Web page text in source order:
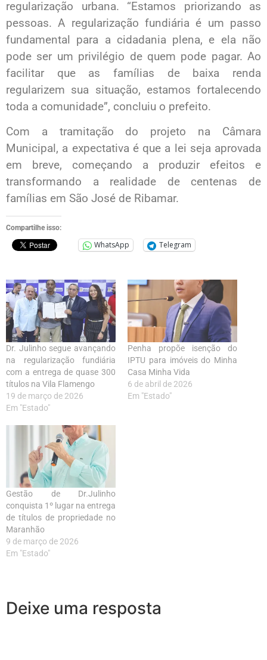
regularização urbana. “Estamos priorizando as
pessoas. A regularização fundiária é um passo
fundamental para a cidadania plena, e ela não
pode ser um privilégio de quem pode pagar. Ao
facilitar que as famílias de baixa renda
regularizem sua situação, estamos fortalecendo
toda a comunidade”, concluiu o prefeito.
Com a tramitação do projeto na Câmara
Municipal, a expectativa é que a lei seja aprovada
em breve, começando a produzir efeitos e
transformando a realidade de centenas de
famílias em São José de Ribamar.
Compartilhe isso:
WhatsApp Telegram
Dr. Julinho segue avançando
na regularização fundiária
com a entrega de quase 300
títulos na Vila Flamengo
19 de março de 2026
Em "Estado"
Penha propõe isenção do
IPTU para imóveis do Minha
Casa Minha Vida
6 de abril de 2026
Em "Estado"
Gestão de Dr.Julinho
conquista 1º lugar na entrega
de títulos de propriedade no
Maranhão
9 de março de 2026
Em "Estado"
Deixe uma resposta